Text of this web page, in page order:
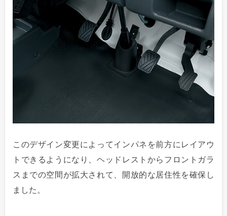
このデザイン変更によってインパネを前方にレイアウ
トできるようになり、ヘッドレストからフロントガラ
スまでの空間が拡大されて、開放的な居住性を確保し
ました。